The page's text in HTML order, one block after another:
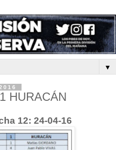
▼
HURACÁN
12: 24-04-16